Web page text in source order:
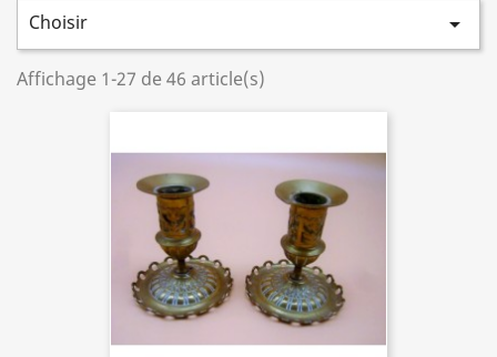
Choisir 
Affichage 1-27 de 46 article(s)